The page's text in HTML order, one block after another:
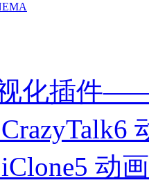
化插件
动